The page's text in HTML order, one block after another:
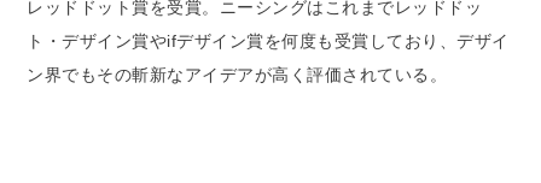
レッドドット賞を受賞。ニーシングはこれまでレッドドッ
ト・デザイン賞やifデザイン賞を何度も受賞しており、デザイ
ン界でもその斬新なアイデアが高く評価されている。